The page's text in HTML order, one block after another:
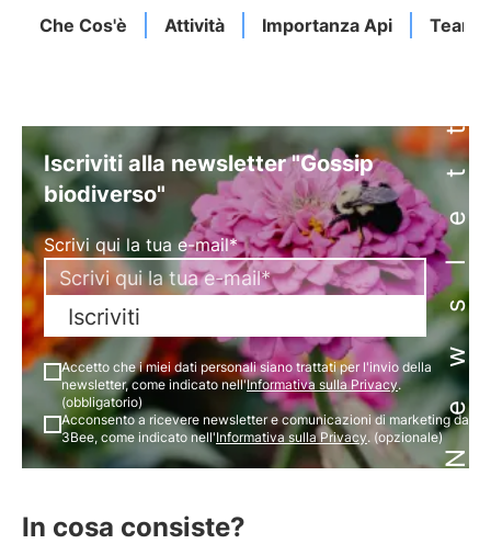
Che Cos'è Attività Importanza Api Team
Newsletter
Iscriviti alla newsletter "Gossip
biodiverso"
Scrivi qui la tua e-mail*
Iscriviti
Accetto che i miei dati personali siano trattati per l'invio della
newsletter, come indicato nell'Informativa sulla Privacy.
(obbligatorio)
Acconsento a ricevere newsletter e comunicazioni di marketing da
3Bee, come indicato nell'Informativa sulla Privacy. (opzionale)
In cosa consiste?